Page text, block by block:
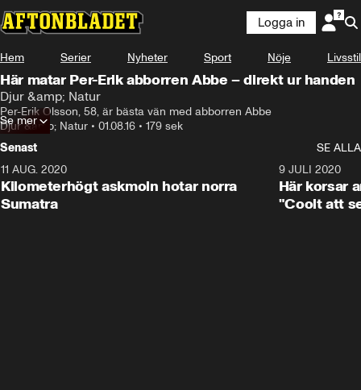
Logga in
Hem Serier Nyheter Sport Nöje Livsstil
Här matar Per-Erik abborren Abbe – direkt ur handen
Djur &amp; Natur
Per-Erik Olsson, 58, är bästa vän med abborren Abbe
Djur &amp; Natur • 01.08.16 • 179 sek
Se mer
Senast
SE ALLA
11 AUG. 2020
Kilometerhögt askmoln hotar norra
Sumatra
9 JULI 2020
Här korsar
"Coolt att